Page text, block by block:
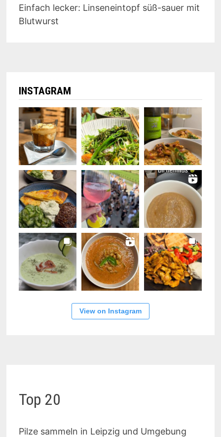
Einfach lecker: Linseneintopf süß-sauer mit
Blutwurst
INSTAGRAM
View on Instagram
Top 20
Pilze sammeln in Leipzig und Umgebung